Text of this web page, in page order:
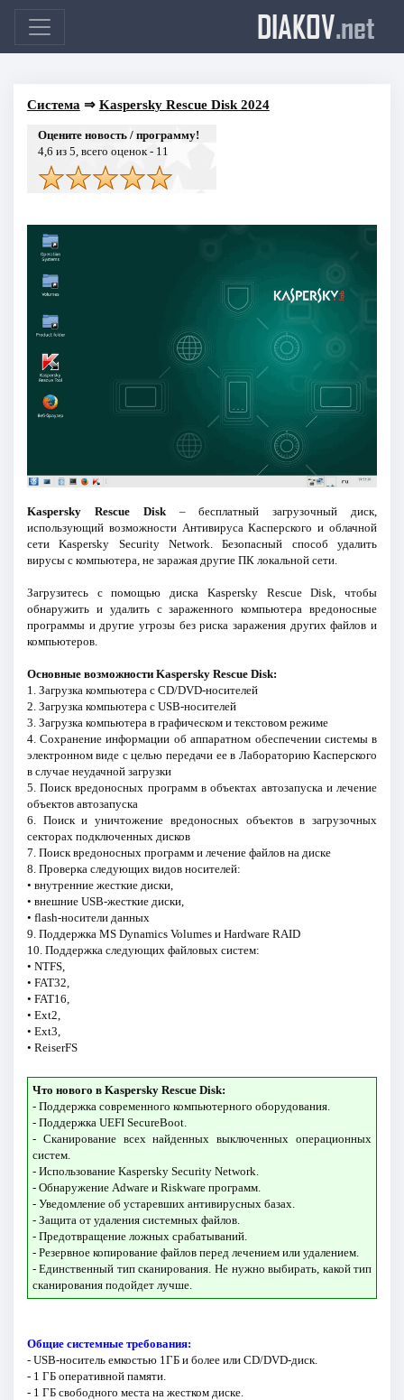
DIAKOV.net
Система ⇒ Kaspersky Rescue Disk 2024
Оцените новость / программу!
4,6 из 5, всего оценок - 11
Kaspersky Rescue Disk– бесплатный загрузочный диск,
использующий возможности Антивируса Касперского и облачной
сети Kaspersky Security Network. Безопасный способ удалить
вирусы с компьютера, не заражая другие ПК локальной сети.
Загрузитесь с помощью диска Kaspersky Rescue Disk, чтобы
обнаружить и удалить с зараженного компьютера вредоносные
программы и другие угрозы без риска заражения других файлов и
компьютеров.
Основные возможности Kaspersky Rescue Disk:
1. Загрузка компьютера с CD/DVD-носителей
2. Загрузка компьютера с USB-носителей
3. Загрузка компьютера в графическом и текстовом режиме
4. Сохранение информации об аппаратном обеспечении системы в
электронном виде с целью передачи ее в Лабораторию Касперского
в случае неудачной загрузки
5. Поиск вредоносных программ в объектах автозапуска и лечение
объектов автозапуска
6. Поиск и уничтожение вредоносных объектов в загрузочных
секторах подключенных дисков
7. Поиск вредоносных программ и лечение файлов на диске
8. Проверка следующих видов носителей:
• внутренние жесткие диски,
• внешние USB-жесткие диски,
• flash-носители данных
9. Поддержка MS Dynamics Volumes и Hardware RAID
10. Поддержка следующих файловых систем:
• NTFS,
• FAT32,
• FAT16,
• Ext2,
• Ext3,
• ReiserFS
Что нового в Kaspersky Rescue Disk:
- Поддержка современного компьютерного оборудования.
- Поддержка UEFI SecureBoot.
- Сканирование всех найденных выключенных операционных
систем.
- Использование Kaspersky Security Network.
- Обнаружение Adware и Riskware программ.
- Уведомление об устаревших антивирусных базах.
- Защита от удаления системных файлов.
- Предотвращение ложных срабатываний.
- Резервное копирование файлов перед лечением или удалением.
- Единственный тип сканирования. Не нужно выбирать, какой тип
сканирования подойдет лучше.
Общие системные требования:
- USB-носитель емкостью 1ГБ и более или CD/DVD-диск.
- 1 ГБ оперативной памяти.
- 1 ГБ свободного места на жестком диске.